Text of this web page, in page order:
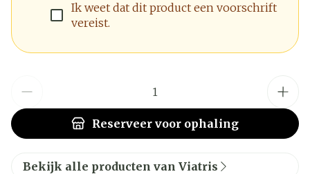
Ik weet dat dit product een voorschrift
vereist.
Reserveer voor ophaling
Bekijk alle producten van Viatris